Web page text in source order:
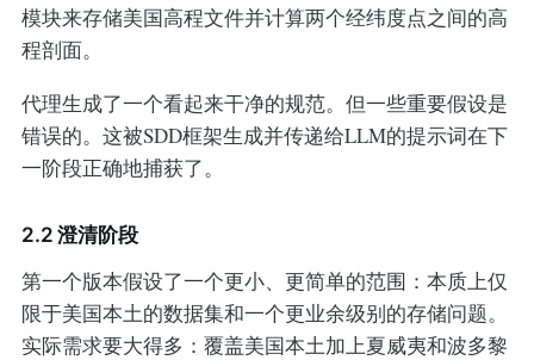
模块来存储美国高程文件并计算两个经纬度点之间的高
程剖面。
代理生成了一个看起来干净的规范。但一些重要假设是
错误的。这被SDD框架生成并传递给LLM的提示词在下
一阶段正确地捕获了。
2.2 澄清阶段
第一个版本假设了一个更小、更简单的范围：本质上仅
限于美国本土的数据集和一个更业余级别的存储问题。
实际需求要大得多：覆盖美国本土加上夏威夷和波多黎